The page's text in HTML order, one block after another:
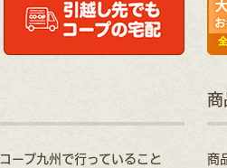
コープ九州で行っていること
商
商